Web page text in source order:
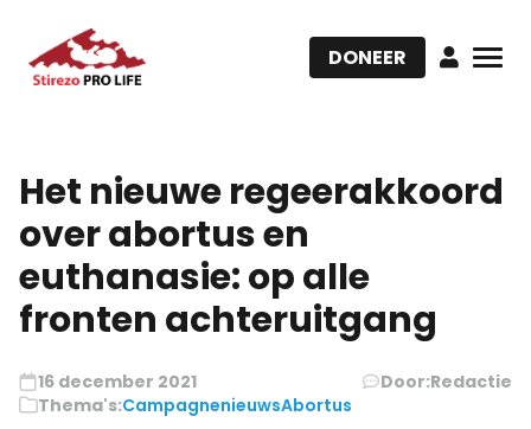
DONEER
Het nieuwe regeerakkoord
over abortus en
euthanasie: op alle
fronten achteruitgang
16 december 2021 Door:Redactie
Thema's:CampagnenieuwsAbortus